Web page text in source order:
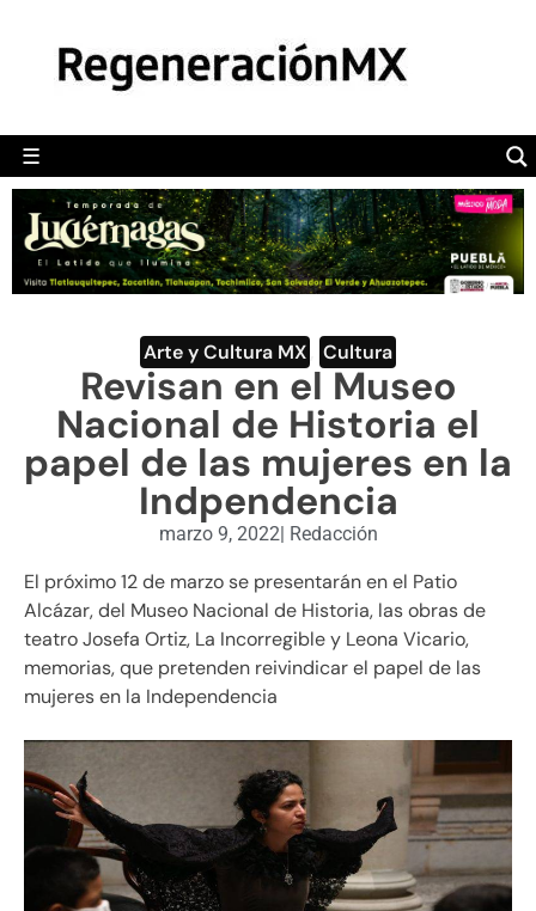
☰
POLÍTICA
CAMALEÓN
OPINIÓN
DEPORTES
ENGLISH SECTION
VIDEOS
Arte y Cultura MX Cultura
Revisan en el Museo
Nacional de Historia el
papel de las mujeres en la
Indpendencia
marzo 9, 2022| Redacción
El próximo 12 de marzo se presentarán en el Patio
Alcázar, del Museo Nacional de Historia, las obras de
teatro Josefa Ortiz, La Incorregible y Leona Vicario,
memorias, que pretenden reivindicar el papel de las
mujeres en la Independencia